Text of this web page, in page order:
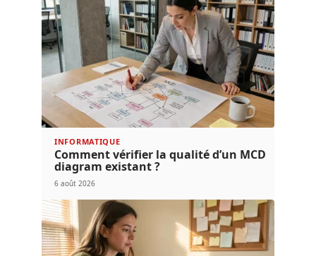
INFORMATIQUE
Comment vérifier la qualité d’un MCD
diagram existant ?
6 août 2026